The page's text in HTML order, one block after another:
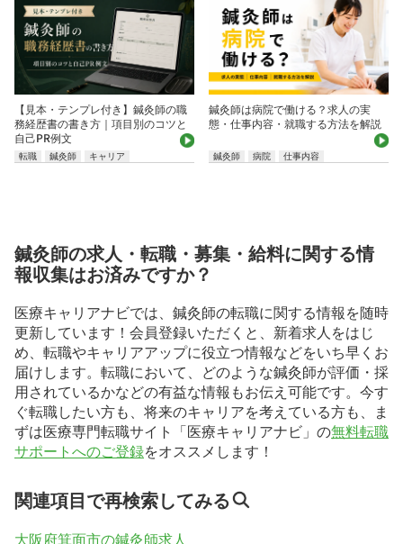
【見本・テンプレ付き】鍼灸師の職
務経歴書の書き方｜項目別のコツと
自己PR例文
転職 鍼灸師 キャリア
鍼灸師は病院で働ける？求人の実
態・仕事内容・就職する方法を解説
鍼灸師 病院 仕事内容
鍼灸師の求人・転職・募集・給料に関する情
報収集はお済みですか？
医療キャリアナビでは、鍼灸師の転職に関する情報を随時
更新しています！会員登録いただくと、新着求人をはじ
め、転職やキャリアアップに役立つ情報などをいち早くお
届けします。転職において、どのような鍼灸師が評価・採
用されているかなどの有益な情報もお伝え可能です。今す
ぐ転職したい方も、将来のキャリアを考えている方も、ま
ずは医療専門転職サイト「医療キャリアナビ」の無料転職
サポートへのご登録をオススメします！
関連項目で再検索してみる
大阪府箕面市の鍼灸師求人